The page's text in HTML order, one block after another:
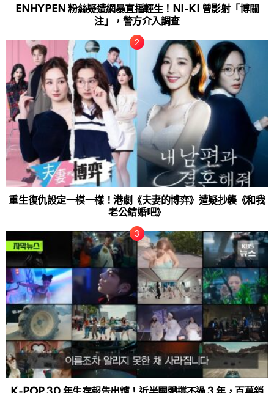
ENHYPEN 粉絲疑遭網暴直播輕生！NI-KI 曾影射「博關
注」，警方介入調查
重生復仇設定一模一樣！港劇《夫妻的博弈》遭疑抄襲《和我
老公結婚吧》